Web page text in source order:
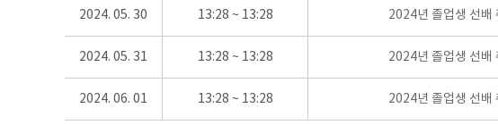
2024. 05. 30 13:28 ~ 13:28 2024년 졸업생 선배
2024. 05. 31 13:28 ~ 13:28 2024년 졸업생 선배
2024. 06. 01 13:28 ~ 13:28 2024년 졸업생 선배